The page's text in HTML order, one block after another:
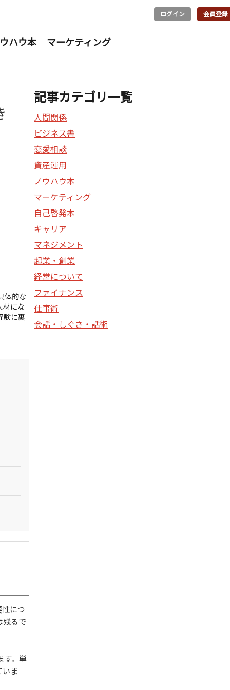
ログイン 会員登録
ハウ本 マーケティング
体的な
材にな
験に裏
につ
残るで
す。単
ま
記事カテゴリ一覧
人間関係
ビジネス書
恋愛相談
資産運用
ノウハウ本
マーケティング
自己啓発本
キャリア
マネジメント
起業・創業
経営について
ファイナンス
仕事術
会話・しぐさ・話術